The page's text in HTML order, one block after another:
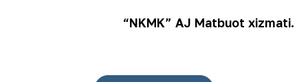
“NKMK” AJ Matbuot xizmati.